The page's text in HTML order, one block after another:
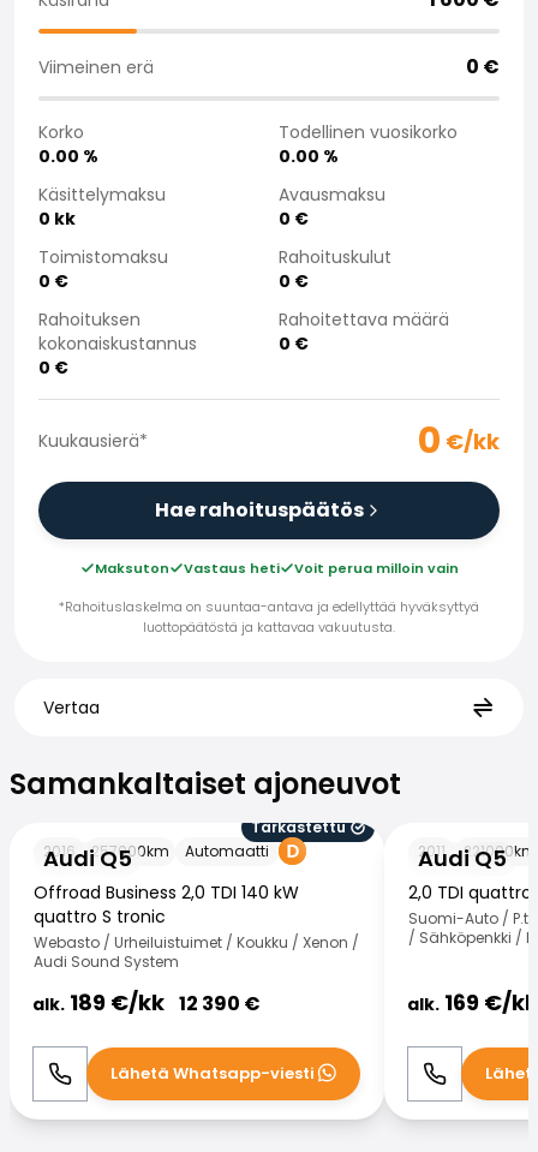
Saka Select
Toimipisteet
Yritys
Saka Finland Oy
Hallinto
Ostotiimi
Yhteydenotto
Rekrytointi
Laskutustiedot
Medialle
Kokemuksia Sakasta
Reklamaatiot
Viimeinen erä 0 €
Korko
0.00 %
Todellinen vuosikorko
0.00 %
Käsittelymaksu
0 kk
Avausmaksu
0 €
Toimistomaksu
0 €
Rahoituskulut
0 €
Rahoituksen
kokonaiskustannus
0 €
Rahoitettava määrä
0 €
Kuukausierä* 0 €/kk
Hae rahoituspäätös
Maksuton Vastaus heti
Voit perua milloin vain
*Rahoituslaskelma on suuntaa-antava ja edellyttää hyväksyttyä
luottopäätöstä ja kattavaa vakuutusta.
Vertaa
Samankaltaiset ajoneuvot
Audi Q5
Tarkastettu
2016
257000km Automaatti
Offroad Business 2,0 TDI 140 kW
quattro S tronic
Webasto / Urheiluistuimet / Koukku / Xenon /
Audi Sound System
alk. 189 €/kk 12 390 €
Soita WhatsApp
Lähetä Whatsapp-viesti
Audi Q5
2011 221000km
2,0 TDI quattro
Suomi-Auto /
/ Sähköpenkki /
alk. 169 €/kk
Soita